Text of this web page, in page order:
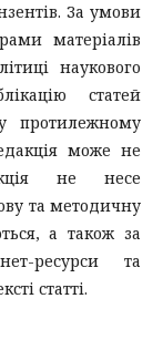
За умови
матеріалів
наукового
статей
протилежному
може не
не несе
та методичну
а також за
ресурси та
статті.